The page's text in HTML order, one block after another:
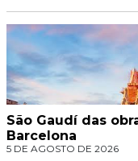
São Gaudí das
Barcelona
5 DE AGOSTO DE 2026